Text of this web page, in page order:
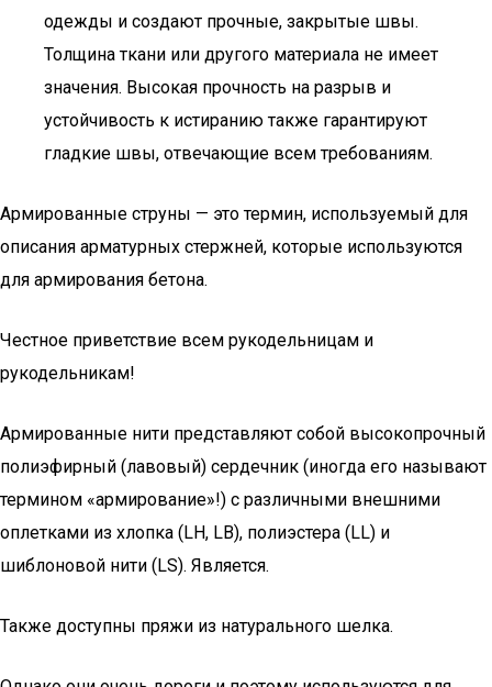
одежды и создают прочные, закрытые швы.
Толщина ткани или другого материала не имеет
значения. Высокая прочность на разрыв и
устойчивость к истиранию также гарантируют
гладкие швы, отвечающие всем требованиям.
Армированные струны — это термин, используемый для
описания арматурных стержней, которые используются
для армирования бетона.
Честное приветствие всем рукодельницам и
рукодельникам!
Армированные нити представляют собой высокопрочный
полиэфирный (лавовый) сердечник (иногда его называют
термином «армирование»!) с различными внешними
оплетками из хлопка (LH, LB), полиэстера (LL) и
шиблоновой нити (LS). Является.
Также доступны пряжи из натурального шелка.